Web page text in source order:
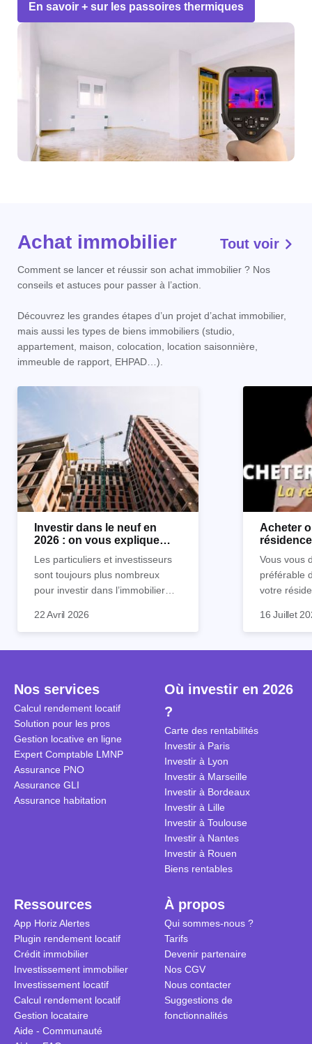
En savoir + sur les passoires thermiques
Achat immobilier Tout voir
Comment se lancer et réussir son achat immobilier ? Nos
conseils et astuces pour passer à l’action.
Découvrez les grandes étapes d’un projet d’achat immobilier,
mais aussi les types de biens immobiliers (studio,
appartement, maison, colocation, location saisonnière,
immeuble de rapport, EHPAD…).
Investir dans le neuf en
2026 : on vous explique
Les particuliers et investisseurs
sont toujours plus nombreux
pour investir dans l’immobilier
nombreux avantages à choisir ce
expliquons tout dans cet article.
22 Avril 2026
Acheter
Vous vous
préférable
votre
pour
la règle
secondes
fenêtres"
sécuriser
16 Juillet
Nos services
Calcul rendement locatif
Solution pour les pros
Gestion locative en ligne
Expert Comptable LMNP
Assurance PNO
Assurance GLI
Assurance habitation
Où investir en 2026
?
Carte des rentabilités
Investir à Paris
Investir à Lyon
Investir à Marseille
Investir à Bordeaux
Investir à Lille
Investir à Toulouse
Investir à Nantes
Investir à Rouen
Biens rentables
Ressources
App Horiz Alertes
Plugin rendement locatif
Crédit immobilier
Investissement immobilier
Investissement locatif
Calcul rendement locatif
Gestion locataire
Aide - Communauté
À propos
Qui sommes-nous ?
Tarifs
Devenir partenaire
Nos CGV
Nous contacter
Suggestions de
fonctionnalités